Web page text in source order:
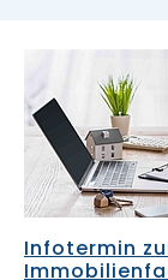
Infotermin